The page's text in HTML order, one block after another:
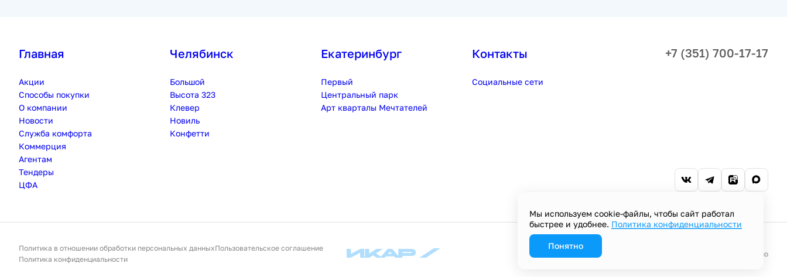
Главная
Акции
Способы покупки
О компании
Новости
Служба комфорта
Коммерция
Агентам
Тендеры
ЦФА
Челябинск
Большой
Высота 323
Клевер
Новиль
Конфетти
Екатеринбург
Первый
Центральный парк
Арт кварталы Мечтателей
Контакты
Социальные сети
+7 (351) 700-17-17
Политика в отношении обработки персональных данныхПользовательское соглашение
Политика конфиденциальности
Разработано
Мы используем cookie-файлы, чтобы сайт работал
быстрее и удобнее. Политика конфиденциальности
Понятно